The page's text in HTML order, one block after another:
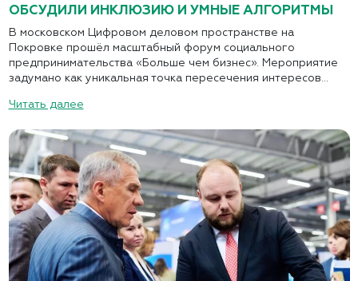
ОБСУДИЛИ ИНКЛЮЗИЮ И УМНЫЕ АЛГОРИТМЫ
В московском Цифровом деловом пространстве на
Покровке прошёл масштабный форум социального
предпринимательства «Больше чем бизнес». Мероприятие
задумано как уникальная точка пересечения интересов...
Читать далее